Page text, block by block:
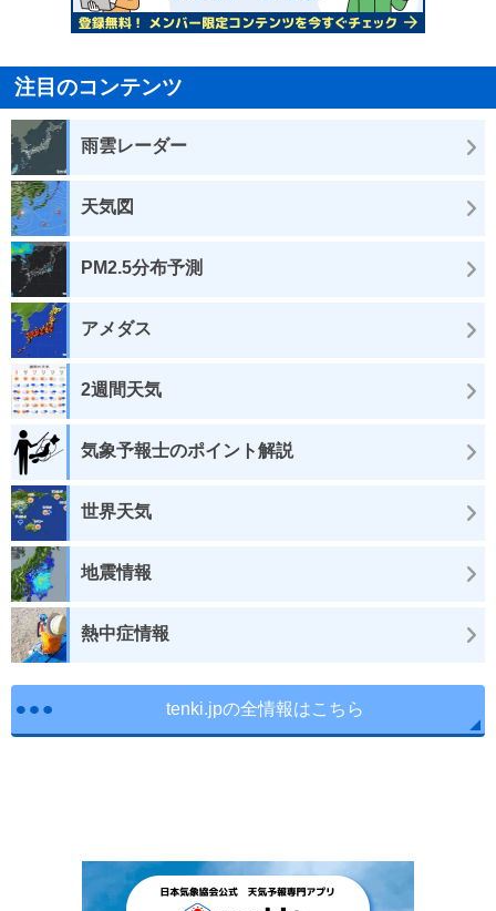
注目のコンテンツ
雨雲レーダー
天気図
PM2.5分布予測
アメダス
2週間天気
気象予報士のポイント解説
世界天気
地震情報
熱中症情報
tenki.jpの全情報はこちら